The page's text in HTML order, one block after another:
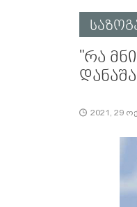
"რა
2021, 29